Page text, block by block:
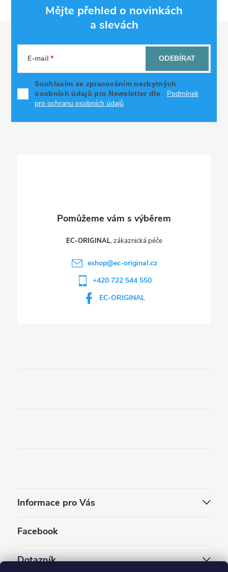
Mějte přehled o novinkách
a slevách
E-mail
Souhlasím se zpracováním nezbytných
osobních údajů pro Newsletter dle
Podmínek
pro ochranu osobních údajů
ODEBÍRAT
EC-ORIGINAL
eshop@ec-original.cz
+420 722 544 550
EC-ORIGINAL
Informace pro Vás
Facebook
Dotazník